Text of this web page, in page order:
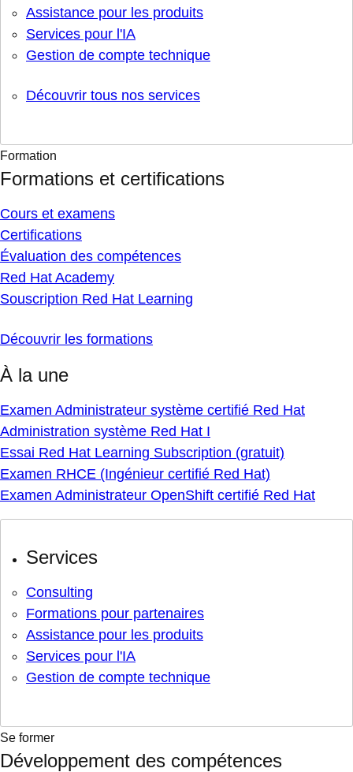
Assistance pour les produits
Services pour l'IA
Gestion de compte technique
Découvrir tous nos services
Formation
Formations et certifications
Cours et examens
Certifications
Évaluation des compétences
Red Hat Academy
Souscription Red Hat Learning
Découvrir les formations
À la une
Examen Administrateur système certifié Red Hat
Administration système Red Hat I
Essai Red Hat Learning Subscription (gratuit)
Examen RHCE (Ingénieur certifié Red Hat)
Examen Administrateur OpenShift certifié Red Hat
Services
Consulting
Formations pour partenaires
Assistance pour les produits
Services pour l'IA
Gestion de compte technique
Se former
Développement des compétences